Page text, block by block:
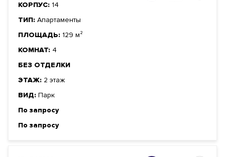
КОРПУС: 14
ТИП: Апартаменты
ПЛОЩАДЬ: 129 м²
КОМНАТ: 4
БЕЗ ОТДЕЛКИ
ЭТАЖ: 2 этаж
ВИД: Парк
По запросу
По запросу